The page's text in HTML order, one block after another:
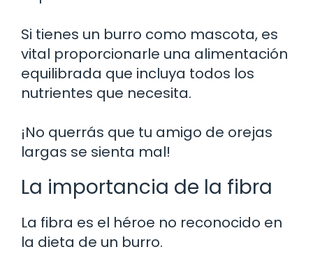
Si tienes un burro como mascota, es
vital proporcionarle una alimentación
equilibrada que incluya todos los
nutrientes que necesita.
¡No querrás que tu amigo de orejas
largas se sienta mal!
La importancia de la fibra
La fibra es el héroe no reconocido en
la dieta de un burro.